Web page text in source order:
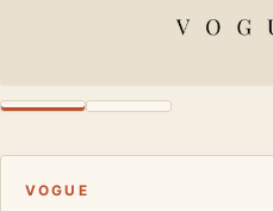
VOGUE